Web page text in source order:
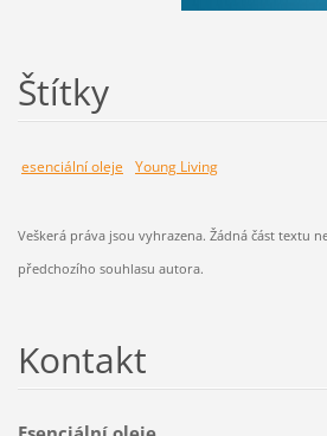
Štítky
esenciální oleje Young Living
Veškerá práva jsou vyhrazena. Žádná část textu
předchozího souhlasu autora.
Kontakt